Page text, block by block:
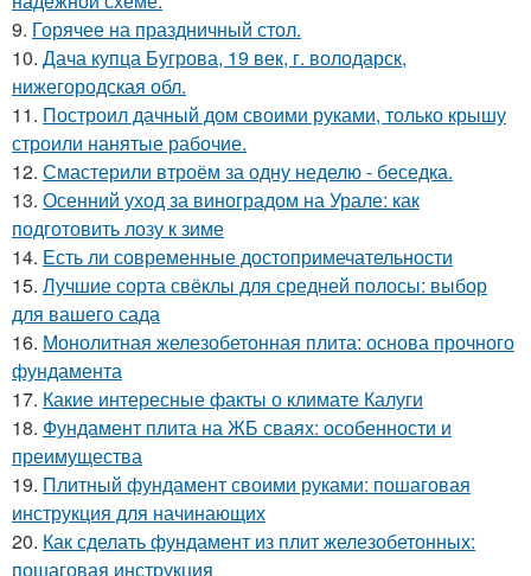
9. Горячее на праздничный стол.
10. Дача купца Бугрова, 19 век, г. володарск,
нижегородская обл.
11. Построил дачный дом своими руками, только крышу
строили нанятые рабочие.
12. Смастерили втроём за одну неделю - беседка.
13. Осенний уход за виноградом на Урале: как
подготовить лозу к зиме
14. Есть ли современные достопримечательности
15. Лучшие сорта свёклы для средней полосы: выбор
для вашего сада
16. Монолитная железобетонная плита: основа прочного
фундамента
17. Какие интересные факты о климате Калуги
18. Фундамент плита на ЖБ сваях: особенности и
преимущества
19. Плитный фундамент своими руками: пошаговая
инструкция для начинающих
20. Как сделать фундамент из плит железобетонных:
пошаговая инструкция